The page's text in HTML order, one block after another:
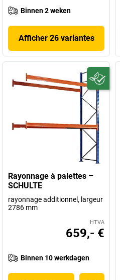
Binnen 2 weken
Afficher 26 variantes
Rayonnage à palettes –
SCHULTE
rayonnage additionnel, largeur
2786 mm
HTVA
659,- €
Binnen 10 werkdagen